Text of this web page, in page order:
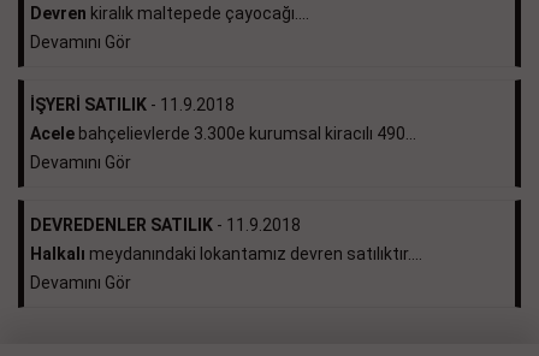
Devren kiralık maltepede çayocağı....
Devamını Gör
İŞYERİ SATILIK - 11.9.2018
Acele bahçelievlerde 3.300e kurumsal kiracılı 490...
Devamını Gör
DEVREDENLER SATILIK - 11.9.2018
Halkalı meydanındaki lokantamız devren satılıktır....
Devamını Gör